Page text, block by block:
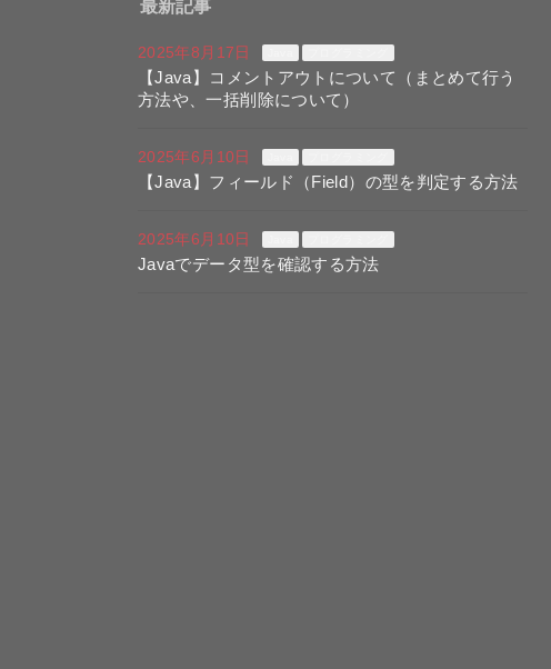
最新記事
2025年8月17日
【Java】コメントアウトについて（まとめて行う
方法や、一括削除について）
2025年6月10日
【Java】フィールド（Field）の型を判定する方法
2025年6月10日
Javaでデータ型を確認する方法